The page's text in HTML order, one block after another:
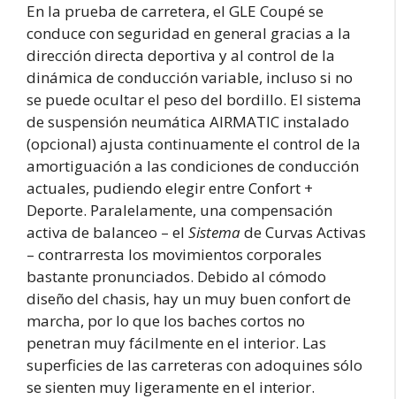
En la prueba de carretera, el GLE Coupé se
conduce con seguridad en general gracias a la
dirección directa deportiva y al control de la
dinámica de conducción variable, incluso si no
se puede ocultar el peso del bordillo. El sistema
de suspensión neumática AIRMATIC instalado
(opcional) ajusta continuamente el control de la
amortiguación a las condiciones de conducción
actuales, pudiendo elegir entre Confort +
Deporte. Paralelamente, una compensación
activa de balanceo – el Sistemade Curvas Activas
– contrarresta los movimientos corporales
bastante pronunciados. Debido al cómodo
diseño del chasis, hay un muy buen confort de
marcha, por lo que los baches cortos no
penetran muy fácilmente en el interior. Las
superficies de las carreteras con adoquines sólo
se sienten muy ligeramente en el interior.